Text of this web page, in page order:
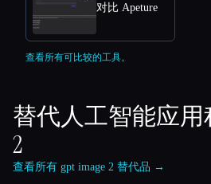
对比 Apeture
查看所有可比较的工具。
替代人工智能应用
2
查看所有 gpt image 2 替代品 →